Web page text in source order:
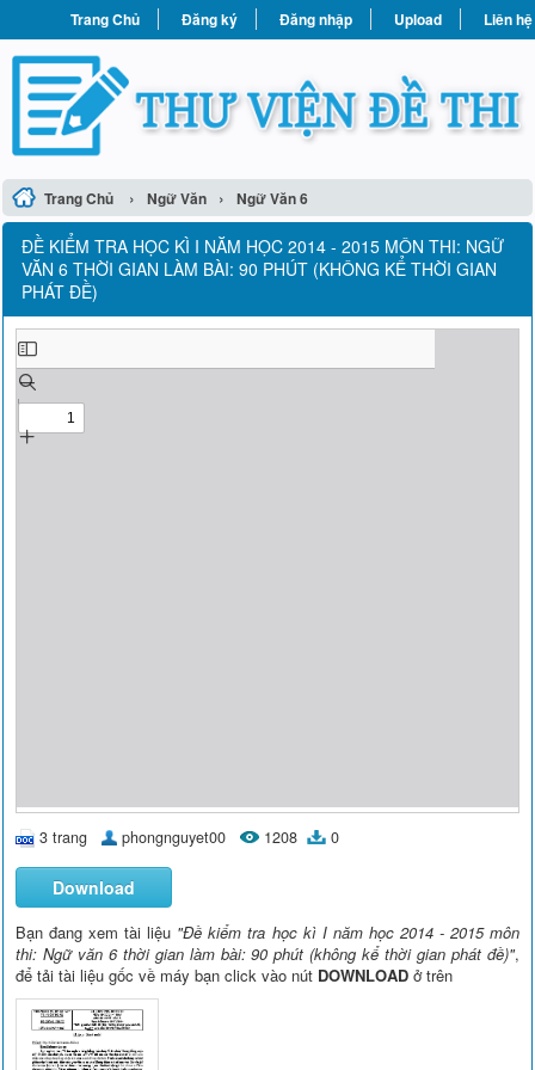
Trang Chủ Đăng ký Đăng nhập Upload Liên hệ
Trang Chủ › Ngữ Văn › Ngữ Văn 6
ĐỀ KIỂM TRA HỌC KÌ I NĂM HỌC 2014 - 2015 MÔN THI: NGỮ
VĂN 6 THỜI GIAN LÀM BÀI: 90 PHÚT (KHÔNG KỂ THỜI GIAN
PHÁT ĐỀ)
3 trang phongnguyet00 1208 0
Download
Bạn đang xem tài liệu "Đề kiểm tra học kì I năm học 2014 - 2015 môn
thi: Ngữ văn 6 thời gian làm bài: 90 phút (không kể thời gian phát đề)",
để tải tài liệu gốc về máy bạn click vào nút DOWNLOAD ở trên